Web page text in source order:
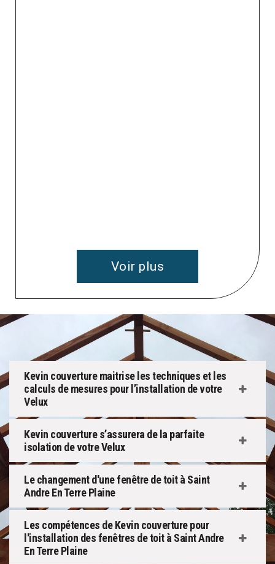
Voir plus
Kevin couverture maitrise les techniques et les
calculs de mesures pour l’installation de votre
Velux
Kevin couverture s’assurera de la parfaite
isolation de votre Velux
Le changement d'une fenêtre de toit à Saint
Andre En Terre Plaine
Les compétences de Kevin couverture pour
l'installation des fenêtres de toit à Saint Andre
En Terre Plaine